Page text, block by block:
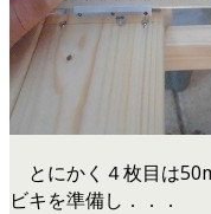
とにかく４枚目は
ビキを準備し．．．